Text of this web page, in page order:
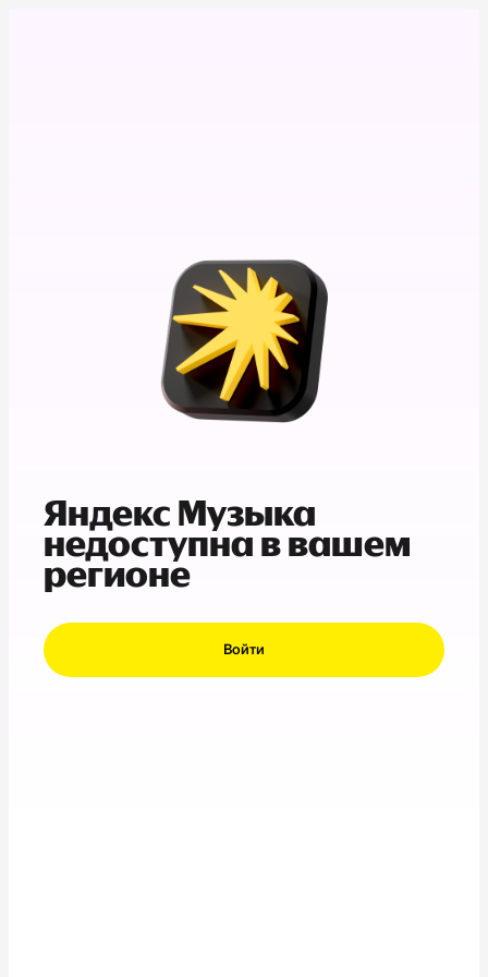
Яндекс Музыка
недоступна в вашем
регионе
Войти